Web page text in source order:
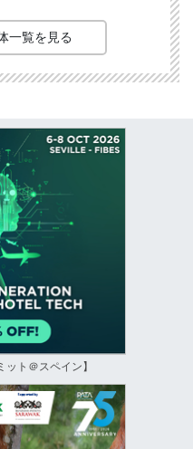
一覧を見る
ット＠スペイン】